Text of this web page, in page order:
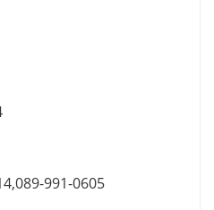
991-0605